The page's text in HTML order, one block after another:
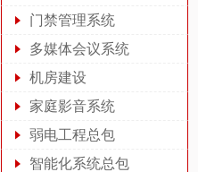
门禁管理系统
多媒体会议系统
机房建设
家庭影音系统
弱电工程总包
智能化系统总包